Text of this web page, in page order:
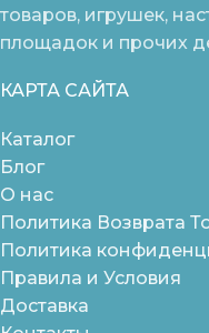
товаров, игрушек,
площадок и прочих
КАРТА САЙТА
Каталог
Блог
О нас
Политика Возврата
Политика
Правила и Условия
Доставка